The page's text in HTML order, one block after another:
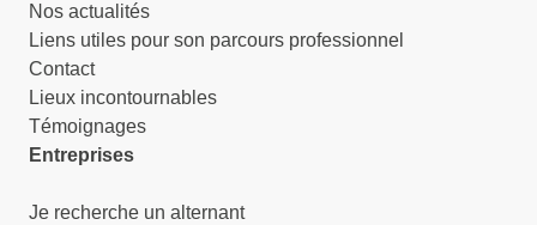
Nos actualités
Liens utiles pour son parcours professionnel
Contact
Lieux incontournables
Témoignages
Entreprises
Je recherche un alternant